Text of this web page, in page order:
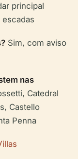
principal
Sim, com aviso
nas
Catedral
Castello
Penna